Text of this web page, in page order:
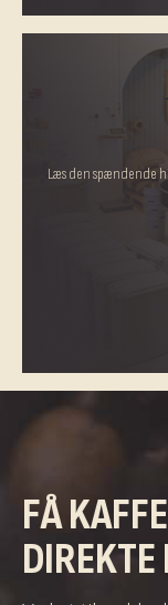
Læs den spændende
FÅ